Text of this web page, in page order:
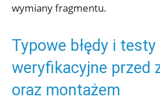
wymiany fragmentu.
Typowe błędy i testy
weryfikacyjne przed
oraz montażem